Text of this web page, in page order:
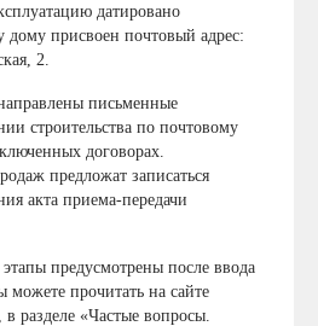
датировано
дому присвоен почтовый адрес:
2.
письменные
строительства по почтовому
договорах.
предложат записаться
акта приема-передачи
предусмотрены после ввода
прочитать на сайте
разделе «Частые вопросы.